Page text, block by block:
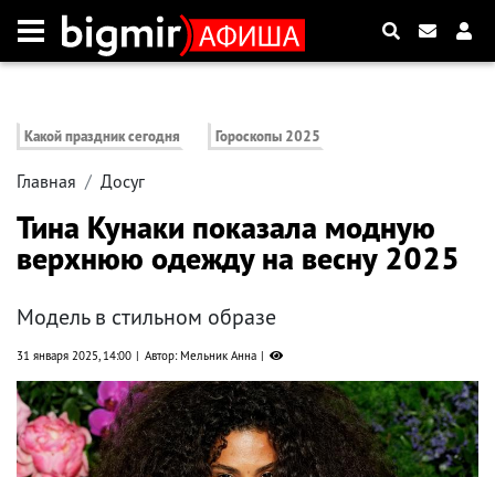
Какой праздник сегодня Гороскопы 2025
Главная Досуг
Тина Кунаки показала модную
верхнюю одежду на весну 2025
Модель в стильном образе
31 января 2025, 14:00 Автор: Мельник Анна